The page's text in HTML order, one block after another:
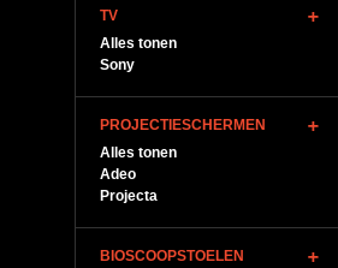
TV
Alles tonen
Sony
PROJECTIESCHERMEN
Alles tonen
Adeo
Projecta
BIOSCOOPSTOELEN